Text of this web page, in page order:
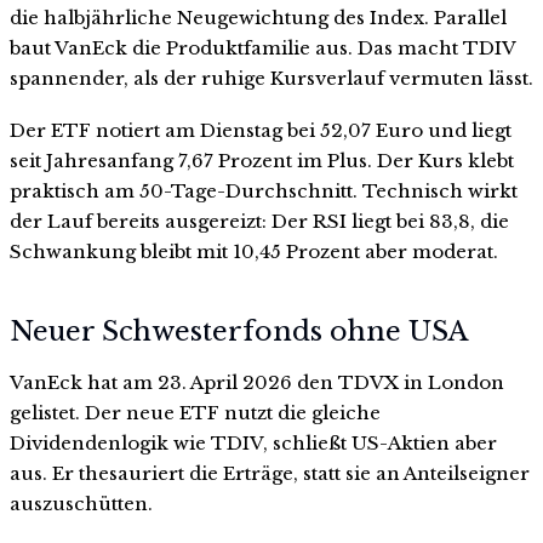
die halbjährliche Neugewichtung des Index. Parallel
baut VanEck die Produktfamilie aus. Das macht TDIV
spannender, als der ruhige Kursverlauf vermuten lässt.
Der ETF notiert am Dienstag bei 52,07 Euro und liegt
seit Jahresanfang 7,67 Prozent im Plus. Der Kurs klebt
praktisch am 50-Tage-Durchschnitt. Technisch wirkt
der Lauf bereits ausgereizt: Der RSI liegt bei 83,8, die
Schwankung bleibt mit 10,45 Prozent aber moderat.
Neuer Schwesterfonds ohne USA
VanEck hat am 23. April 2026 den TDVX in London
gelistet. Der neue ETF nutzt die gleiche
Dividendenlogik wie TDIV, schließt US-Aktien aber
aus. Er thesauriert die Erträge, statt sie an Anteilseigner
auszuschütten.